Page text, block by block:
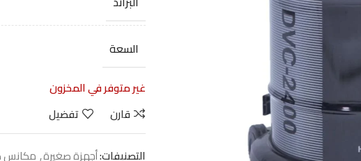
السعة
غير متوفر في المخزون
قارن
تفضيل
التصنيفات:أجهزة صغيرة, مكانس